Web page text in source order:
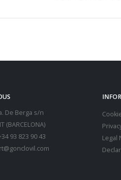
De Berga s/n
(BARCELONA)
93 823 90 43
Legal